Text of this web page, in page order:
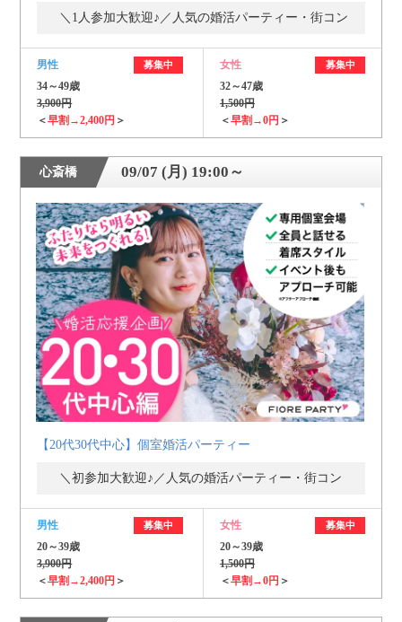
＼1人参加大歓迎♪／人気の婚活パーティー・街コン
男性 募集中
34～49歳
3,900円
＜早割→2,400円 ＞
女性 募集中
32～47歳
1,500円
＜早割→0円 ＞
心斎橋 09/07 (月) 19:00～
【20代30代中心】個室婚活パーティー
＼初参加大歓迎♪／人気の婚活パーティー・街コン
男性 募集中
20～39歳
3,900円
＜早割→2,400円 ＞
女性 募集中
20～39歳
1,500円
＜早割→0円 ＞